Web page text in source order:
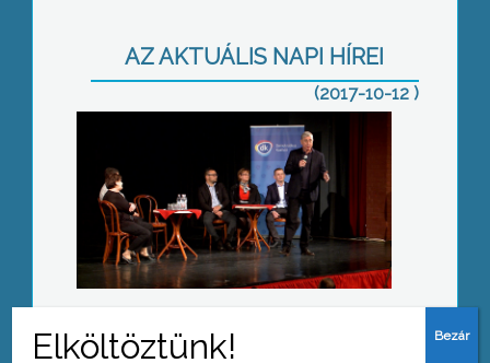
AZ AKTUÁLIS NAPI HÍREI
(2017-10-12 )
Szakképzési körkép